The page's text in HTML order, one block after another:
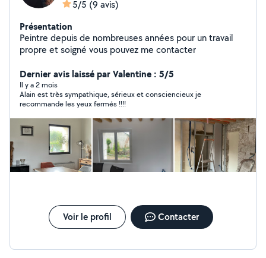
5/5 (9 avis)
Présentation
Peintre depuis de nombreuses années pour un travail
propre et soigné vous pouvez me contacter
Dernier avis laissé par Valentine : 5/5
Il y a 2 mois
Alain est très sympathique, sérieux et consciencieux je
recommande les yeux fermés !!!!
Voir le profil Contacter